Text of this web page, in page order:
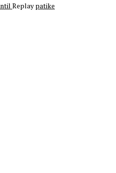
Replay patike